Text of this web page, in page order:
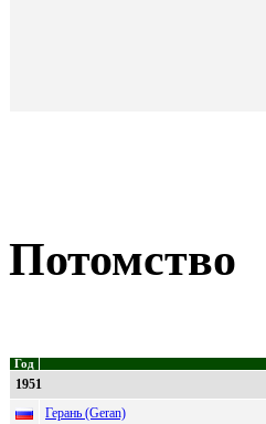
Потомство
Год
1951
Герань (Geran)